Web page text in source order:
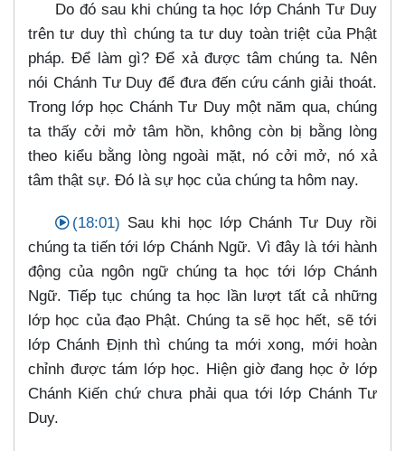
Do đó sau khi chúng ta học lớp Chánh Tư Duy
trên tư duy thì chúng ta tư duy toàn triệt của Phật
pháp. Để làm gì? Để xả được tâm chúng ta. Nên
nói Chánh Tư Duy để đưa đến cứu cánh giải thoát.
Trong lớp học Chánh Tư Duy một năm qua, chúng
ta thấy cởi mở tâm hồn, không còn bị bằng lòng
theo kiểu bằng lòng ngoài mặt, nó cởi mở, nó xả
tâm thật sự. Đó là sự học của chúng ta hôm nay.
(18:01) Sau khi học lớp Chánh Tư Duy rồi
chúng ta tiến tới lớp Chánh Ngữ. Vì đây là tới hành
động của ngôn ngữ chúng ta học tới lớp Chánh
Ngữ. Tiếp tục chúng ta học lần lượt tất cả những
lớp học của đạo Phật. Chúng ta sẽ học hết, sẽ tới
lớp Chánh Định thì chúng ta mới xong, mới hoàn
chỉnh được tám lớp học. Hiện giờ đang học ở lớp
Chánh Kiến chứ chưa phải qua tới lớp Chánh Tư
Duy.